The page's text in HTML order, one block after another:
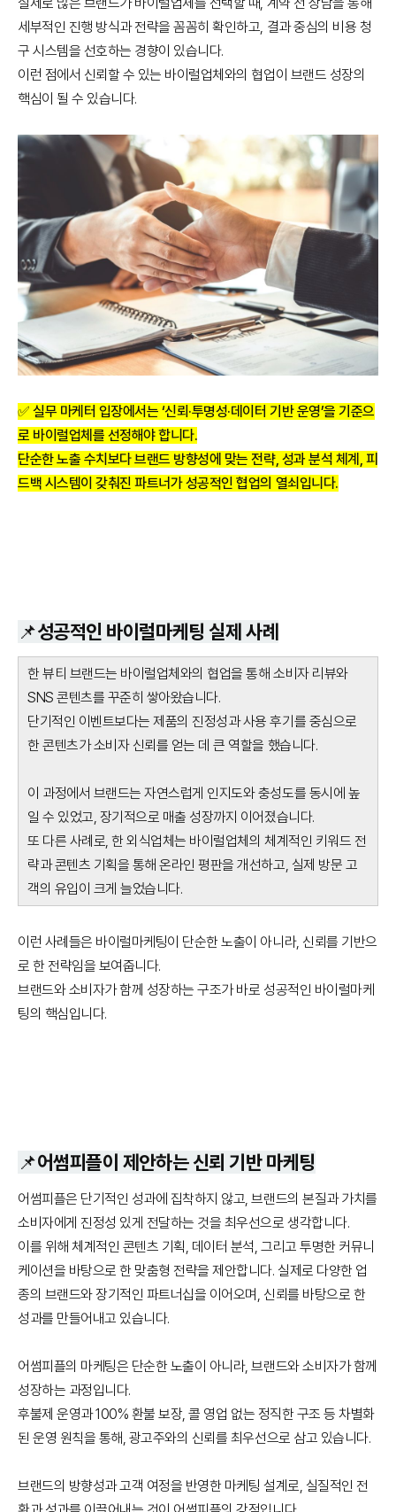
세부적인 진행 방식과 전략을 꼼꼼히 확인하고, 결과 중심의 비용 청
구 시스템을 선호하는 경향이 있습니다.
이런 점에서 신뢰할 수 있는 바이럴업체와의 협업이 브랜드 성장의
핵심이 될 수 있습니다.
✅ 실무 마케터 입장에서는 ‘신뢰·투명성·데이터 기반 운영’을 기준으
로 바이럴업체를 선정해야 합니다.
단순한 노출 수치보다 브랜드 방향성에 맞는 전략, 성과 분석 체계, 피
드백 시스템이 갖춰진 파트너가 성공적인 협업의 열쇠입니다.
📌성공적인 바이럴마케팅 실제 사례
한 뷰티 브랜드는 바이럴업체와의 협업을 통해 소비자 리뷰와
SNS 콘텐츠를 꾸준히 쌓아왔습니다.
단기적인 이벤트보다는 제품의 진정성과 사용 후기를 중심으로
한 콘텐츠가 소비자 신뢰를 얻는 데 큰 역할을 했습니다.
이 과정에서 브랜드는 자연스럽게 인지도와 충성도를 동시에 높
일 수 있었고, 장기적으로 매출 성장까지 이어졌습니다.
또 다른 사례로, 한 외식업체는 바이럴업체의 체계적인 키워드 전
략과 콘텐츠 기획을 통해 온라인 평판을 개선하고, 실제 방문 고
객의 유입이 크게 늘었습니다.
이런 사례들은 바이럴마케팅이 단순한 노출이 아니라, 신뢰를 기반으
로 한 전략임을 보여줍니다.
브랜드와 소비자가 함께 성장하는 구조가 바로 성공적인 바이럴마케
팅의 핵심입니다.
📌어썸피플이 제안하는 신뢰 기반 마케팅
어썸피플은 단기적인 성과에 집착하지 않고, 브랜드의 본질과 가치를
소비자에게 진정성 있게 전달하는 것을 최우선으로 생각합니다.
이를 위해 체계적인 콘텐츠 기획, 데이터 분석, 그리고 투명한 커뮤니
케이션을 바탕으로 한 맞춤형 전략을 제안합니다. 실제로 다양한 업
종의 브랜드와 장기적인 파트너십을 이어오며, 신뢰를 바탕으로 한
성과를 만들어내고 있습니다.
어썸피플의 마케팅은 단순한 노출이 아니라, 브랜드와 소비자가 함께
성장하는 과정입니다.
후불제 운영과 100% 환불 보장, 콜 영업 없는 정직한 구조 등 차별화
된 운영 원칙을 통해, 광고주와의 신뢰를 최우선으로 삼고 있습니다.
브랜드의 방향성과 고객 여정을 반영한 마케팅 설계로, 실질적인 전